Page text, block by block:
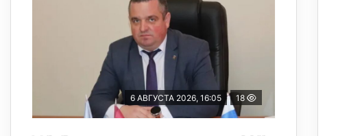
6 АВГУСТА 2026, 16:05 18